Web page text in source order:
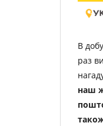
В
раз
наш